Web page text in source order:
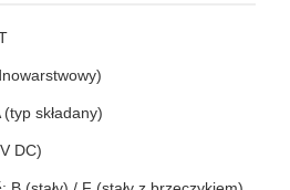
(typ składany)
DC)